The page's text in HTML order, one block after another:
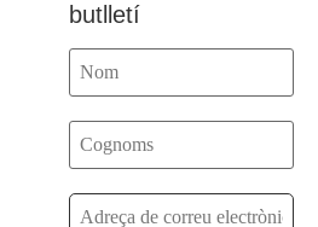
butlletí